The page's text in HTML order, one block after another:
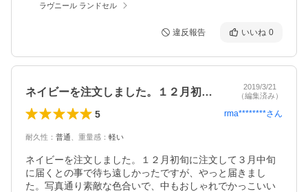
ラヴニール ランドセル
違反報告 いいね 0
ネイビーを注文しました。１２月初旬に注…
2019/3/21
（編集済み）
5 rma********さん
耐久性 ： 普通 重量感 ： 軽い
ネイビーを注文しました。１２月初旬に注文して３月中旬
に届くとの事で待ち遠しかったですが、やっと届きまし
た。写真通り素敵な色合いで、中もおしゃれでかっこいい